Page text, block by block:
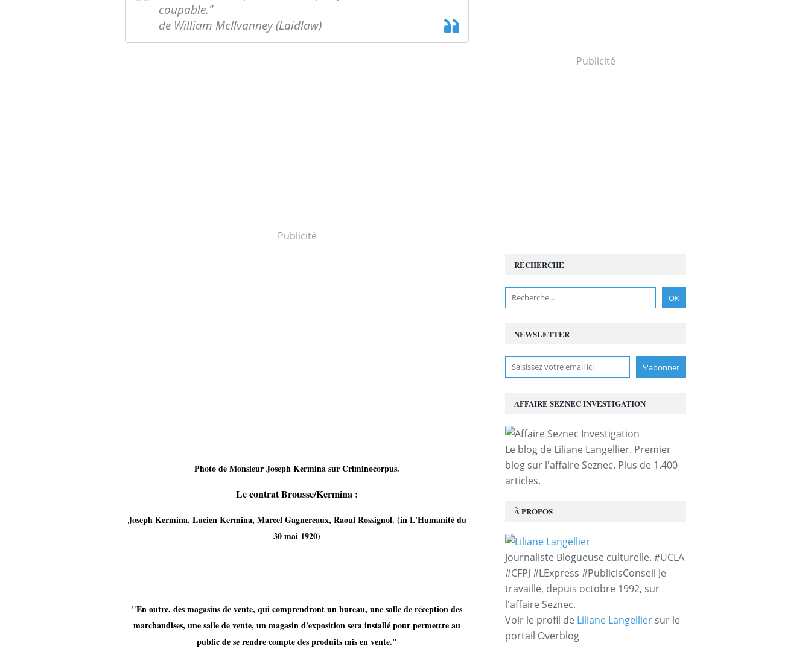
coupable."
de William McIlvanney (Laidlaw)
Publicité
Photo de Monsieur Joseph Kermina sur Criminocorpus.
Le contrat Brousse/Kermina :
Joseph Kermina, Lucien Kermina, Marcel Gagnereaux, Raoul Rossignol. (in L'Humanité du
30 mai 1920)
"En outre, des magasins de vente, qui comprendront un bureau, une salle de réception des
marchandises, une salle de vente, un magasin d'exposition sera installé pour permettre au
public de se rendre compte des produits mis en vente."
Publicité
NEWSLETTER
RECHERCHE
AFFAIRE SEZNEC INVESTIGATION
Le blog de Liliane Langellier. Premier
blog sur l'affaire Seznec. Plus de 1.400
articles.
À PROPOS
Journaliste Blogueuse culturelle. #UCLA
#CFPJ #LExpress #PublicisConseil Je
travaille, depuis octobre 1992, sur
l'affaire Seznec.
Voir le profil de Liliane Langellier sur le
portail Overblog